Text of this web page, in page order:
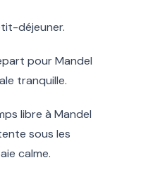
déjeuner.
pour Mandel
tranquille.
libre à Mandel
sous les
calme.